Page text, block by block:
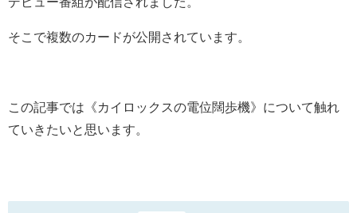
そこで複数のカードが公開されています。
この記事では《カイロックスの電位闊歩機》について触れ
ていきたいと思います。